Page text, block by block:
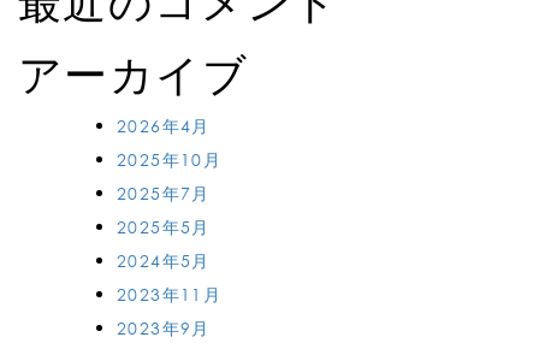
アーカイブ
2026年4月
2025年10月
2025年7月
2025年5月
2024年5月
2023年11月
2023年9月